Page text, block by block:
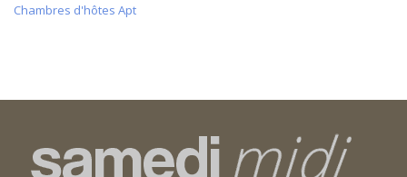
Chambres d'hôtes Apt